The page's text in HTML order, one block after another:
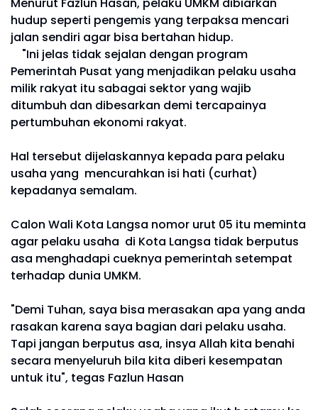
hudup seperti pengemis yang terpaksa mencari
jalan sendiri agar bisa bertahan hidup.
"Ini jelas tidak sejalan dengan program
Pemerintah Pusat yang menjadikan pelaku usaha
milik rakyat itu sabagai sektor yang wajib
ditumbuh dan dibesarkan demi tercapainya
pertumbuhan ekonomi rakyat.
Hal tersebut dijelaskannya kepada para pelaku
usaha yang mencurahkan isi hati (curhat)
kepadanya semalam.
Calon Wali Kota Langsa nomor urut 05 itu meminta
agar pelaku usaha di Kota Langsa tidak berputus
asa menghadapi cueknya pemerintah setempat
terhadap dunia UMKM.
"Demi Tuhan, saya bisa merasakan apa yang anda
rasakan karena saya bagian dari pelaku usaha.
Tapi jangan berputus asa, insya Allah kita benahi
secara menyeluruh bila kita diberi kesempatan
untuk itu", tegas Fazlun Hasan